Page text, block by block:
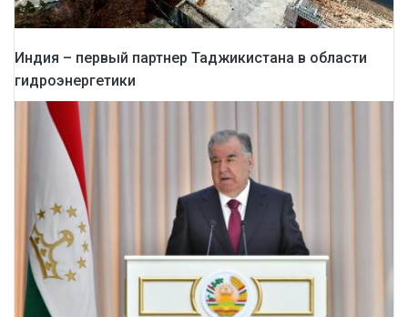
Индия – первый партнер Таджикистана в области
гидроэнергетики